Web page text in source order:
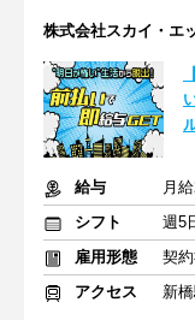
株式会社スカイ・エ
給与
月
シフト
週5
雇用形態
契
アクセス
新